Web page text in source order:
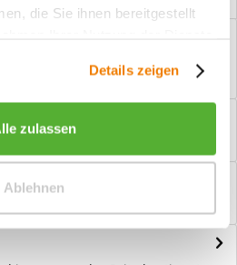
die Sie ihnen bereitgestellt
Details zeigen
zulassen
Ablehnen
Für eine zeitlose Optik: Das
mehr